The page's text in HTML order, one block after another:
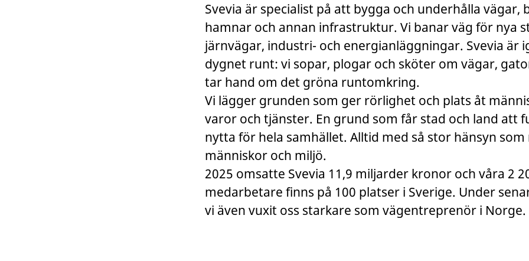
Svevia är specialist på att bygga och underhålla vägar,
hamnar och annan infrastruktur. Vi banar väg för nya
järnvägar, industri- och energianläggningar. Svevia är
dygnet runt: vi sopar, plogar och sköter om vägar,
tar hand om det gröna runtomkring.
Vi lägger grunden som ger rörlighet och plats åt
varor och tjänster. En grund som får stad och land att
nytta för hela samhället. Alltid med så stor hänsyn
människor och miljö.
2025 omsatte Svevia 11,9 miljarder kronor och våra 2
medarbetare finns på 100 platser i Sverige. Under
vi även vuxit oss starkare som vägentreprenör i Norge.